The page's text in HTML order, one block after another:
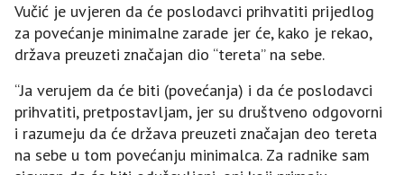
Vučić je uvjeren da će poslodavci prihvatiti prijedlog
za povećanje minimalne zarade jer će, kako je rekao,
država preuzeti značajan dio “tereta” na sebe.
“Ja verujem da će biti (povećanja) i da će poslodavci
prihvatiti, pretpostavljam, jer su društveno odgovorni
i razumeju da će država preuzeti značajan deo tereta
na sebe u tom povećanju minimalca. Za radnike sam